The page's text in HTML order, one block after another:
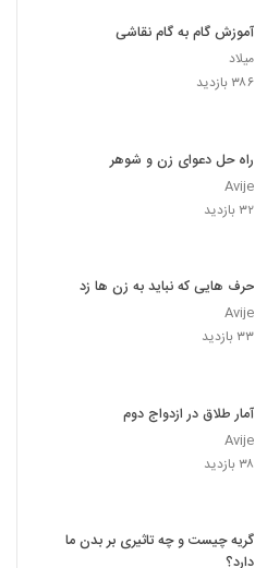
آموزش گام به گام نقاشی
میلاد
۳۸۶ بازدید
راه حل دعوای زن و شوهر
Avije
۳۲ بازدید
حرف هایی که نباید به زن ها زد
Avije
۳۳ بازدید
آمار طلاق در ازدواج دوم
Avije
۳۸ بازدید
گریه چیست و چه تاثیری بر بدن ما
دارد؟